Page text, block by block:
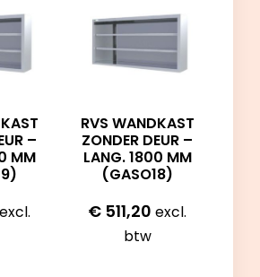
–
MM
excl.
RVS WANDKAST
ZONDER DEUR –
LANG. 1800 MM
(GASO18)
€ 511,20 excl.
btw